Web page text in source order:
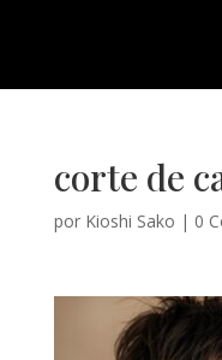
corte de
por Kioshi Sako | 0